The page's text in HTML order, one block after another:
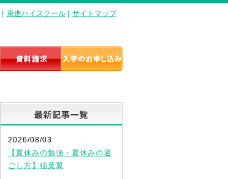
東進ハイスクール サイトマップ
2026/08/03
【夏休みの勉強・夏休みの過
ごし方】稲葉翼